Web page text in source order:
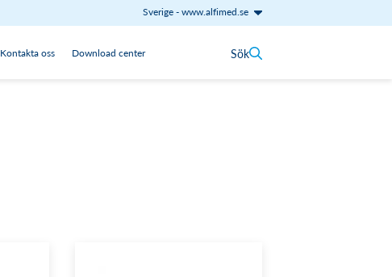
Sverige-www.alfimed.se
Kontakta oss Download center Sök